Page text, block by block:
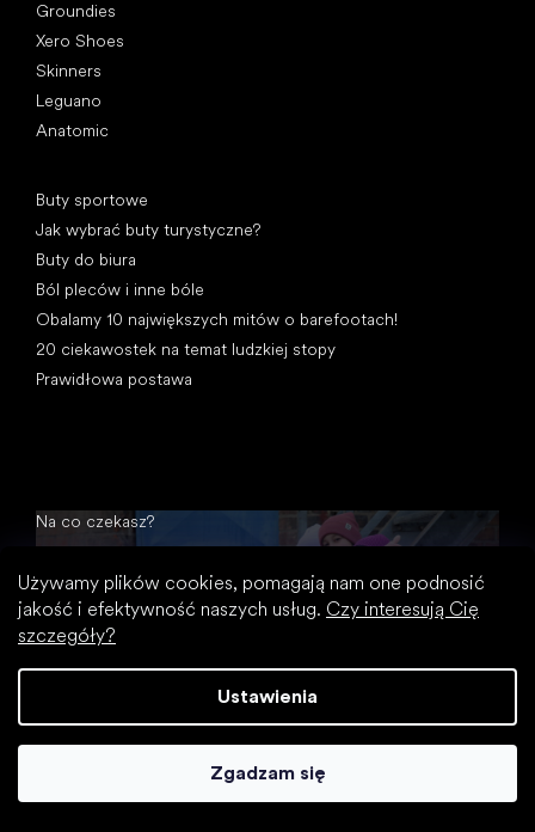
Używamy plików cookies, pomagają nam one podnosić
jakość i efektywność naszych usług. Czy interesują Cię
szczegóły?
Ustawienia
Zgadzam się
Groundies
Xero Shoes
Skinners
Leguano
Anatomic
Buty sportowe
Jak wybrać buty turystyczne?
Buty do biura
Ból pleców i inne bóle
Obalamy 10 największych mitów o barefootach!
20 ciekawostek na temat ludzkiej stopy
Prawidłowa postawa
Na co czekasz?
Historia zamówień dla większych rabatów
Dostęp do ukrytych rabatów lojalnościowych
Łatwiejsze śledzenie przesyłek i zwrotów